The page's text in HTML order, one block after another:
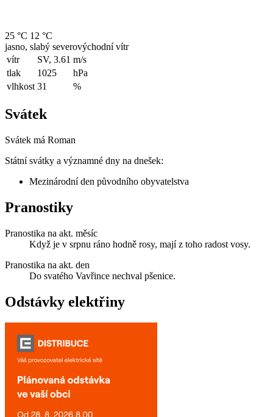
25 °C 12 °C
jasno, slabý severovýchodní vítr
vítr
SV, 3.61 m/s
tlak
1025
hPa
vlhkost 31 %
Svátek
Svátek má Roman
Státní svátky a významné dny na dnešek:
Mezinárodní den původního obyvatelstva
Pranostiky
Pranostika na akt. měsíc
Když je v srpnu ráno hodně rosy, mají z toho radost vosy.
Pranostika na akt. den
Do svatého Vavřince nechval pšenice.
Odstávky elektřiny